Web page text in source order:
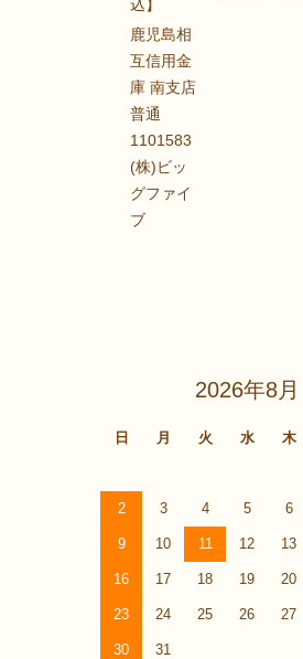
込】
鹿児島相
互信用金
庫 南支店
普通
1101583
(株)ビッ
グファイ
ブ
2026年8月
日 月 火 水 木
2 3 4 5 6
9 10 11 12 13
16 17 18 19 20
23 24 25 26 27
30 31